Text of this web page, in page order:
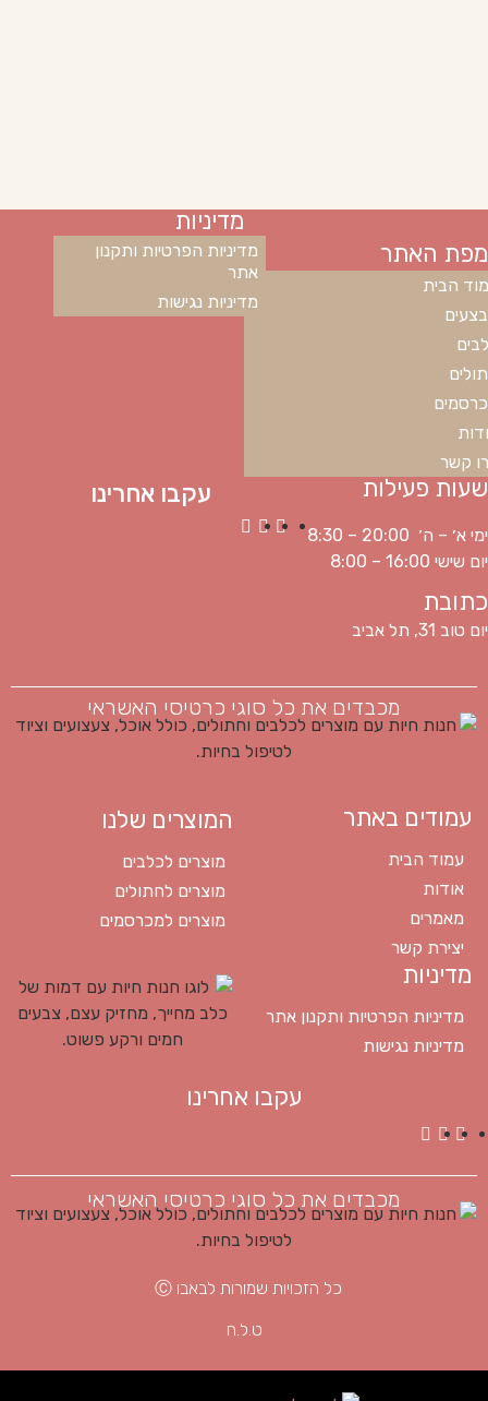
מפת האתר
הבית
קשר
מדיניות
מדיניות הפרטיות ותקנון
אתר
מדיניות נגישות
שעות פעילות
ימי א׳ – ה׳ 20:00 – 8:30
יום שישי 16:00 – 8:00
כתובת
יום טוב 31, תל אביב
עקבו אחרינו
מכבדים את כל סוגי כרטיסי האשראי
עמודים באתר
עמוד הבית
אודות
מאמרים
יצירת קשר
המוצרים שלנו
מוצרים לכלבים
מוצרים לחתולים
מוצרים למכרסמים
מדיניות
מדיניות הפרטיות ותקנון אתר
מדיניות נגישות
עקבו אחרינו
מכבדים את כל סוגי כרטיסי האשראי
כל הזכויות שמורות לבאבו Ⓒ
ט.ל.ח